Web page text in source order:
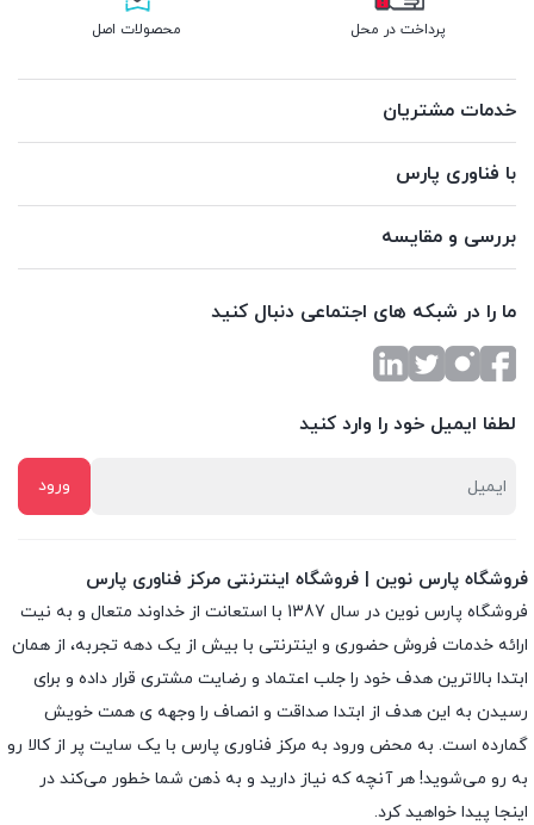
پرداخت در محل محصولات اصل
خدمات مشتریان
با فناوری پارس
بررسی و مقایسه
ما را در شبکه های اجتماعی دنبال کنید
لطفا ایمیل خود را وارد کنید
فروشگاه پارس نوین | فروشگاه اینترنتی مرکز فناوری پارس
فروشگاه پارس نوین در سال 1387 با استعانت از خداوند متعال و به نیت
ارائه خدمات فروش حضوری و اینترنتی با بیش از یک دهه تجربه، از همان
ابتدا بالاترین هدف خود را جلب اعتماد و رضایت مشتری قرار داده و براى
رسیدن به این هدف از ابتدا صداقت و انصاف را وجهه ى همت خویش
گمارده است. به محض ورود به مرکز فناوری پارس با یک سایت پر از کالا رو
به رو می‌شوید! هر آنچه که نیاز دارید و به ذهن شما خطور می‌کند در
اینجا پیدا خواهید کرد.